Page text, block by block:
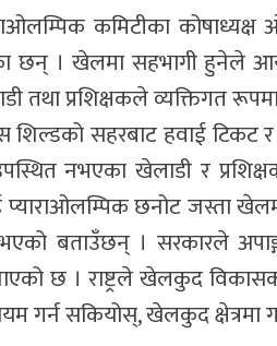
कमिटीका
छन् । खेलमा सहभागी हुनेले
तथा प्रशिक्षकले व्यक्तिगत
शिल्डको सहरबाट हवाई टिकट
नभएका खेलाडी र
प्याराओलम्पिक छनोट जस्ता
बताउँछन् । सरकारले
छ । राष्ट्रले खेलकुद
गर्न सकियोस्, खेलकुद